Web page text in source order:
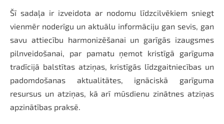
Šī sadaļa ir izveidota ar nodomu līdzcilvēkiem sniegt
vienmēr noderīgu un aktuālu informāciju gan sevis, gan
savu attiecību harmonizēšanai un garīgās izaugsmes
pilnveidošanai, par pamatu ņemot kristīgā garīguma
tradīcijā balstītas atziņas, kristīgās līdzgaitniecības un
padomdošanas aktualitātes, ignāciskā garīguma
resursus un atziņas, kā arī mūsdienu zinātnes atziņas
apzinātības praksē.